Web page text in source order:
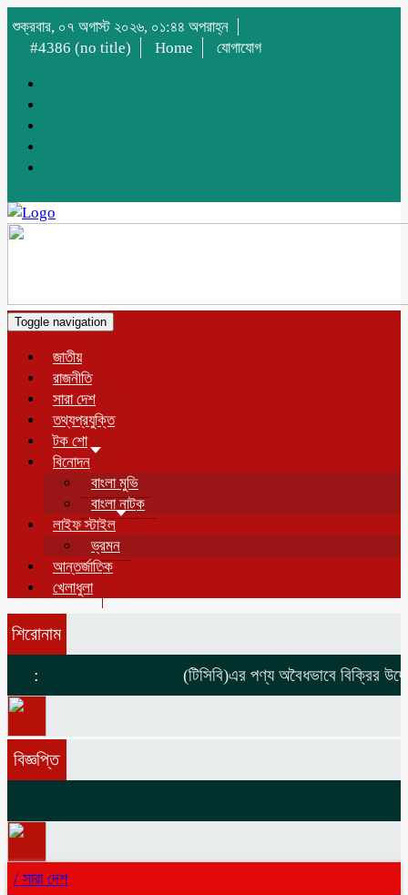
শুক্রবার, ০৭ অগাস্ট ২০২৬, ০১:৪৪ অপরাহ্ন
#4386 (no title)
Home যোগাযোগ
Toggle navigation
জাতীয়
রাজনীতি
সারা দেশ
তথ্যপ্রযুক্তি
টক শো
বিনোদন
বাংলা মুভি
বাংলা নাটক
লাইফ স্টাইল
ভ্রমন
আন্তর্জাতিক
খেলাধুলা
শিরোনাম
: (টিসিবি)এর পণ্য অবৈধভাবে বিক্রির
বিজ্ঞপ্তি
/ সারা দেশ